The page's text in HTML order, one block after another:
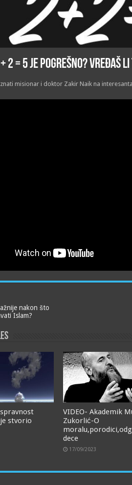
+ 2 = 5 je pogrešno? Vređaš
misionar i doktor Zakir Naik na
nakon što
Islam?
stvorio
VIDEO- Akademik
Zukorlić-O
dece
17/09/2023